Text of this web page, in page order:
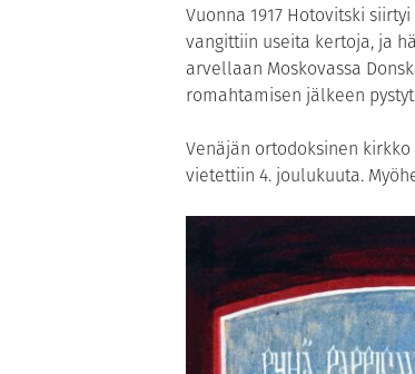
Vuonna 1917 Hotovitski
vangittiin useita kertoja, ja
arvellaan Moskovassa
romahtamisen jälkeen
Venäjän ortodoksinen
vietettiin 4. joulukuuta.